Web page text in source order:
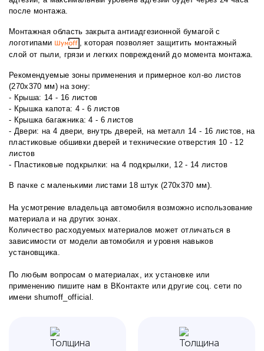
после монтажа.
Монтажная область закрыта антиадгезионной бумагой с
логотипами
, которая позволяет защитить монтажный
слой от пыли, грязи и легких повреждений до момента монтажа.
Рекомендуемые зоны применения и примерное кол-во листов
(270х370 мм) на зону:
- Крыша: 14 - 16 листов
- Крышка капота: 4 - 6 листов
- Крышка багажника: 4 - 6 листов
- Двери: на 4 двери, внутрь дверей, на металл 14 - 16 листов, на
пластиковые обшивки дверей и технические отверстия 10 - 12
листов
- Пластиковые подкрылки: на 4 подкрылки, 12 - 14 листов
В пачке с маленькими листами 18 штук (270х370 мм).
На усмотрение владельца автомобиля возможно использование
материала и на других зонах.
Количество расходуемых материалов может отличаться в
зависимости от модели автомобиля и уровня навыков
установщика.
По любым вопросам о материалах, их установке или
применению пишите нам в ВКонтакте или другие соц. сети по
имени shumoff_official.